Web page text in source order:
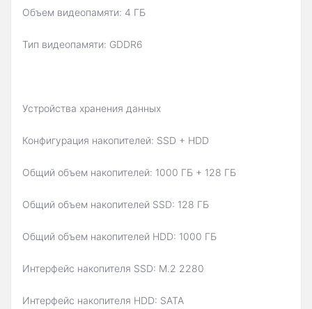
Объем видеопамяти: 4 ГБ
Тип видеопамяти: GDDR6
Устройства хранения данных
Конфигурация накопителей: SSD + HDD
Общий объем накопителей: 1000 ГБ + 128 ГБ
Общий объем накопителей SSD: 128 ГБ
Общий объем накопителей HDD: 1000 ГБ
Интерфейс накопителя SSD: M.2 2280
Интерфейс накопителя HDD: SATA